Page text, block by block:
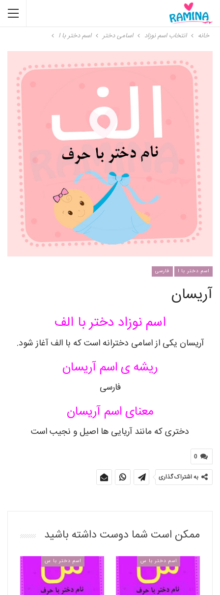
خانه انتخاب اسم نوزاد اسامی دختر اسم دختر با ا
اسم دختر با ا فارسی
آریسان
اسم نوزاد دختر با الف
آریسان یکی از اسامی دخترانه است که با الف آغاز شود.
ریشه ی اسم آریسان
فارسی
معنای اسم آریسان
دختری که مانند آریایی ها اصیل و نجیب است
0
به اشتراک گذاری
ممکن است شما دوست داشته باشید
اسم دختر با س اسم دختر با س